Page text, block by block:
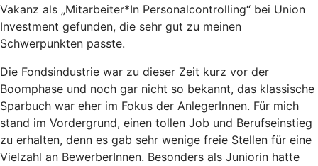
Vakanz als „Mitarbeiter*In Personalcontrolling“ bei Union
Investment gefunden, die sehr gut zu meinen
Schwerpunkten passte.
Die Fondsindustrie war zu dieser Zeit kurz vor der
Boomphase und noch gar nicht so bekannt, das klassische
Sparbuch war eher im Fokus der AnlegerInnen. Für mich
stand im Vordergrund, einen tollen Job und Berufseinstieg
zu erhalten, denn es gab sehr wenige freie Stellen für eine
Vielzahl an BewerberInnen. Besonders als Juniorin hatte